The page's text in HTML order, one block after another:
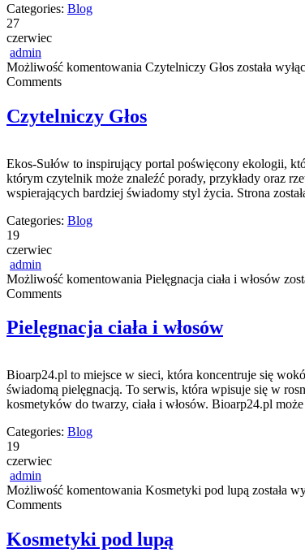
Categories: Blog
27
czerwiec
admin
Możliwość komentowania Czytelniczy Głos została
Comments
Czytelniczy Głos
Ekos-Sułów to inspirujący portal poświęcony ekologii,
którym czytelnik może znaleźć porady, przykłady oraz
wspierających bardziej świadomy styl życia. Strona
Categories: Blog
19
czerwiec
admin
Możliwość komentowania Pielęgnacja ciała i włosów
Comments
Pielęgnacja ciała i włosów
Bioarp24.pl to miejsce w sieci, która koncentruje się
świadomą pielęgnacją. To serwis, która wpisuje się w
kosmetyków do twarzy, ciała i włosów. Bioarp24.pl
Categories: Blog
19
czerwiec
admin
Możliwość komentowania Kosmetyki pod lupą została
Comments
Kosmetyki pod lupą